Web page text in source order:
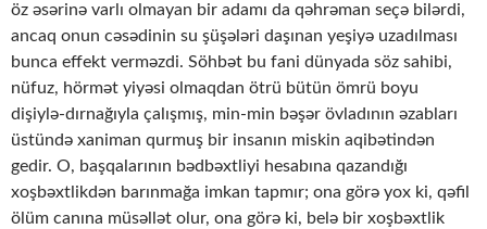
öz əsərinə varlı olmayan bir adamı da qəhrəman seçə bilərdi,
ancaq onun cəsədinin su şüşələri daşınan yeşiyə uzadılması
bunca effekt verməzdi. Söhbət bu fani dünyada söz sahibi,
nüfuz, hörmət yiyəsi olmaqdan ötrü bütün ömrü boyu
dişiylə-dırnağıyla çalışmış, min-min bəşər övladının əzabları
üstündə xaniman qurmuş bir insanın miskin aqibətindən
gedir. O, başqalarının bədbəxtliyi hesabına qazandığı
xoşbəxtlikdən barınmağa imkan tapmır; ona görə yox ki, qəfil
ölüm canına müsəllət olur, ona görə ki, belə bir xoşbəxtlik